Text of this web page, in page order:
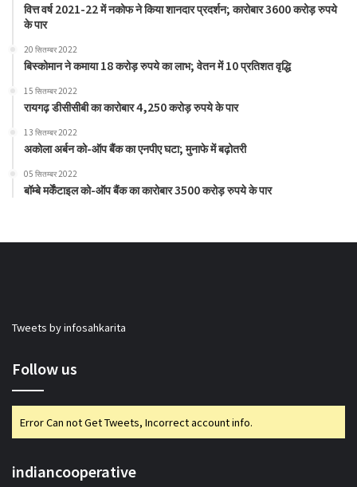
वित्त वर्ष 2021-22 में नकोफ ने किया शानदार प्रदर्शन; कारोबार 3600 करोड़ रुपये
के पार
20 सितम्बर 2022
बिस्कोमान ने कमाया 18 करोड़ रुपये का लाभ; वेतन में 10 प्रतिशत वृद्धि
15 सितम्बर 2022
रायगढ़ डीसीसीबी का कारोबार 4,250 करोड़ रुपये के पार
13 सितम्बर 2022
अकोला अर्बन को-ऑप बैंक का एनपीए घटा; मुनाफे में बढ़ोतरी
05 सितम्बर 2022
बॉम्बे मर्केंटाइल को-ऑप बैंक का कारोबार 3500 करोड़ रुपये के पार
Tweets by infosahkarita
Follow us
Error Can not Get Tweets, Incorrect account info.
indiancooperative